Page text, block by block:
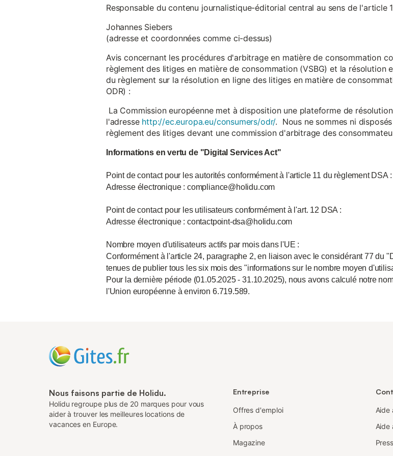
Responsable du contenu journalistique-éditorial central au sens de l'article
Johannes Siebers
(adresse et coordonnées comme ci-dessus)
Avis concernant les procédures d'arbitrage en matière de consommation
règlement des litiges en matière de consommation (VSBG) et la résolution
du règlement sur la résolution en ligne des litiges en matière de
ODR) :
La Commission européenne met à disposition une plateforme de
l'adresse http://ec.europa.eu/consumers/odr/. Nous ne sommes ni
règlement des litiges devant une commission d'arbitrage des
Informations en vertu de "Digital Services Act"
Point de contact pour les autorités conformément à l'article 11 du règlement DSA :
Adresse électronique : compliance@holidu.com
Point de contact pour les utilisateurs conformément à l'art. 12 DSA :
Adresse électronique : contactpoint-dsa@holidu.com
Nombre moyen d'utilisateurs actifs par mois dans l'UE :
Conformément à l'article 24, paragraphe 2, en liaison avec le considérant 77 du
tenues de publier tous les six mois des "informations sur le nombre moyen
Pour la dernière période (01.05.2025 - 31.10.2025), nous avons calculé notre
l'Union européenne à environ 6.719.589.
Nous faisons partie de Holidu.
Holidu regroupe plus de 20 marques pour vous
aider à trouver les meilleures locations de
vacances en Europe.
Entreprise
Offres d'emploi
À propos
Magazine
Aide
Aide